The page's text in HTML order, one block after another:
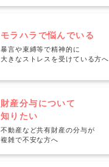
モラハラで悩んでいる
暴言や束縛等で精神的に
大きなストレスを受けている方へ
財産分与について
知りたい
不動産など共有財産の分与が
複雑で不安な方へ